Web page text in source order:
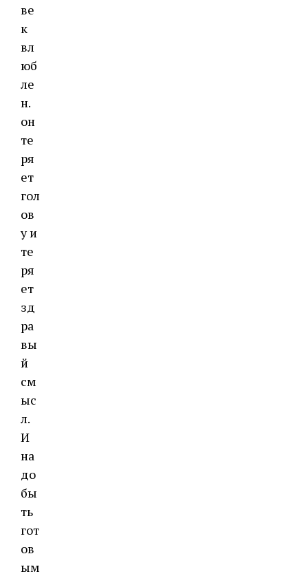
ве
к
вл
юб
ле
н.
он
те
ря
ет
гол
ов
у и
те
ря
ет
зд
ра
вы
й
см
ыс
л.
И
на
до
бы
ть
гот
ов
ым